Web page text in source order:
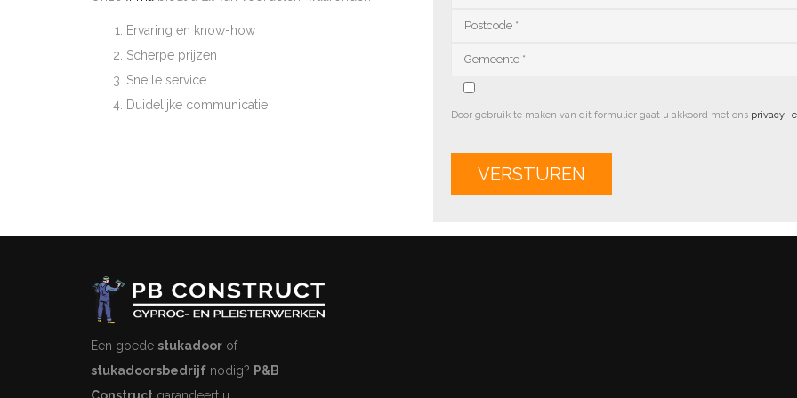
Ervaring en know-how
Scherpe prijzen
Snelle service
Duidelijke communicatie
Door gebruik te maken van dit formulier gaat u akkoord met ons privacy-
Een goede stukadoor of
stukadoorsbedrijf nodig? P&B
Construct garandeert u